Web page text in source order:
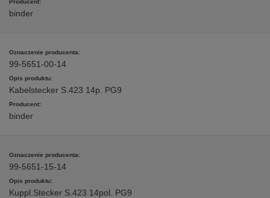
binder
99-5651-00-14
Kabelstecker S.423 14p. PG9
binder
99-5651-15-14
Kuppl.Stecker S.423 14pol. PG9